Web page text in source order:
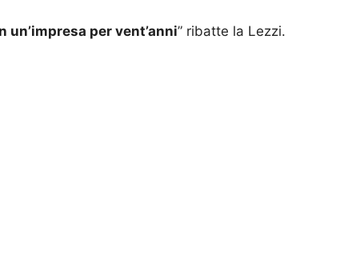
un’impresa per vent’anni” ribatte la Lezzi.